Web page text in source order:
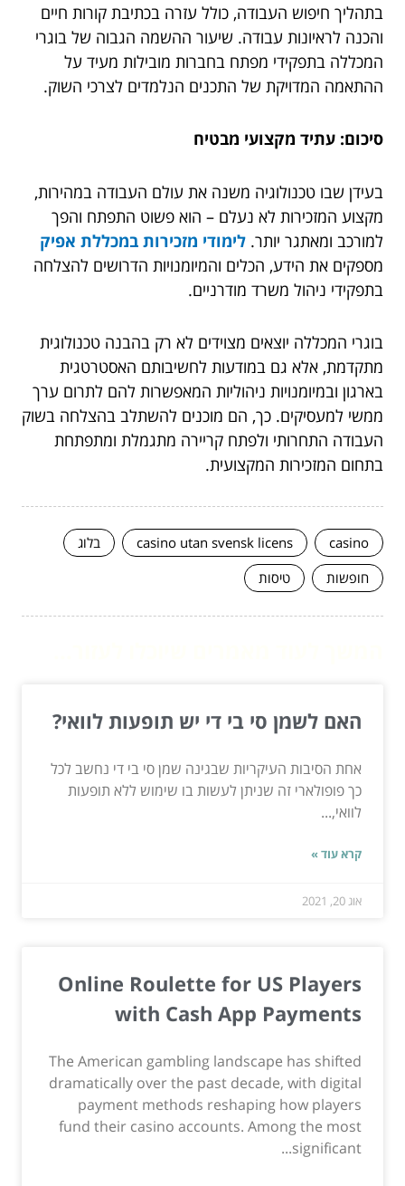
בתהליך חיפוש העבודה, כולל עזרה בכתיבת קורות חיים
והכנה לראיונות עבודה. שיעור ההשמה הגבוה של בוגרי
המכללה בתפקידי מפתח בחברות מובילות מעיד על
ההתאמה המדויקת של התכנים הנלמדים לצרכי השוק.
סיכום: עתיד מקצועי מבטיח
בעידן שבו טכנולוגיה משנה את עולם העבודה במהירות,
מקצוע המזכירות לא נעלם – הוא פשוט התפתח והפך
למורכב ומאתגר יותר. לימודי מזכירות במכללת אפיק
מספקים את הידע, הכלים והמיומנויות הדרושים להצלחה
בתפקידי ניהול משרד מודרניים.
בוגרי המכללה יוצאים מצוידים לא רק בהבנה טכנולוגית
מתקדמת, אלא גם במודעות לחשיבותם האסטרטגית
בארגון ובמיומנויות ניהוליות המאפשרות להם לתרום ערך
ממשי למעסיקים. כך, הם מוכנים להשתלב בהצלחה בשוק
העבודה התחרותי ולפתח קריירה מתגמלת ומתפתחת
בתחום המזכירות המקצועית.
casino
casino utan svensk licens
בלוג
חופשות
טיסות
האם לשמן סי בי די יש תופעות לוואי?
אחת הסיבות העיקריות שבגינה שמן סי בי די נחשב לכל
כך פופולארי זה שניתן לעשות בו שימוש ללא תופעות
לוואי,...
קרא עוד »
אוג 20, 2021
Online Roulette for US Players
with Cash App Payments
The American gambling landscape has shifted
dramatically over the past decade, with digital
payment methods reshaping how players
fund their casino accounts. Among the most
significant...